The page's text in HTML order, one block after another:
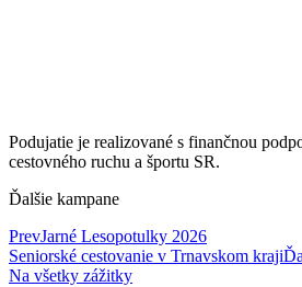
Podujatie je realizované s finančnou
cestovného ruchu a športu SR.
Ďalšie kampane
PrevJarné Lesopotulky 2026
Seniorské cestovanie v Trnavskom kraji
Na všetky zážitky